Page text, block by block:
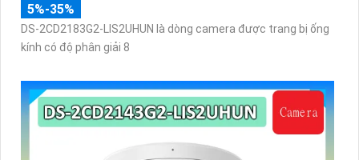
5%-35%
DS-2CD2183G2-LIS2UHUN là dòng camera được trang bị ống
kính có độ phân giải 8